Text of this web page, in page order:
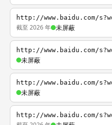
http://www.baidu.com/
截至 2026 年 未屏蔽
http://www.baidu.com/
未屏蔽
http://www.baidu.com/
未屏蔽
http://www.baidu.com/